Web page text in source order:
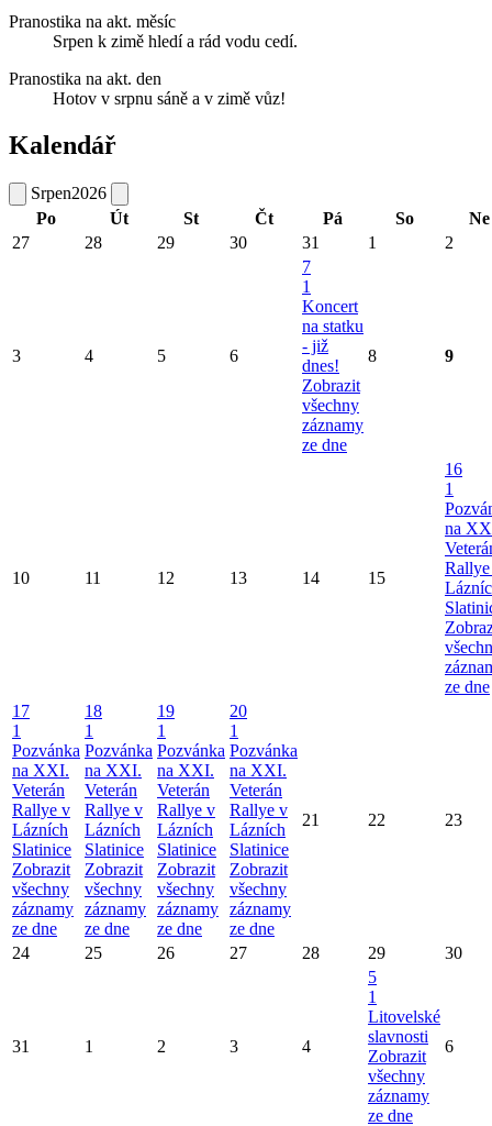
Pranostika na akt. měsíc
Srpen k zimě hledí a rád vodu cedí.
Pranostika na akt. den
Hotov v srpnu sáně a v zimě vůz!
Kalendář
Srpen2026
Po
Út St Čt Pá So
Ne
27
28 29 30 31 1 2
3 4 5 6
7
1
Koncert
na statku
- již
dnes!
Zobrazit
všechny
záznamy
ze dne
8 9
10 11 12 13 14 15
16
1
na
ze dne
17
1
Pozvánka
na XXI.
Veterán
Rallye v
Lázních
Slatinice
Zobrazit
všechny
záznamy
ze dne
18
1
Pozvánka
na XXI.
Veterán
Rallye v
Lázních
Slatinice
Zobrazit
všechny
záznamy
ze dne
19
1
Pozvánka
na XXI.
Veterán
Rallye v
Lázních
Slatinice
Zobrazit
všechny
záznamy
ze dne
20
1
Pozvánka
na XXI.
Veterán
Rallye v
Lázních
Slatinice
Zobrazit
všechny
záznamy
ze dne
21 22 23
24 25 26 27 28 29 30
31 1 2 3 4
5
1
Litovelské
slavnosti
Zobrazit
všechny
záznamy
ze dne
6